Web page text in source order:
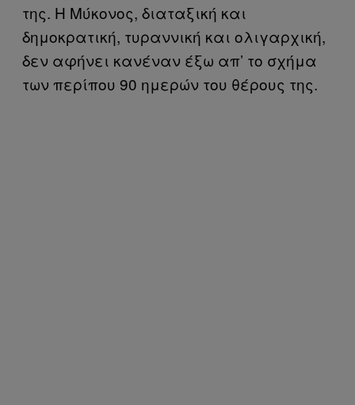
της. Η Μύκονος, διαταξική και
δημοκρατική, τυραννική και ολιγαρχική,
δεν αφήνει κανέναν έξω απ’ το σχήμα
των περίπου 90 ημερών του θέρους της.